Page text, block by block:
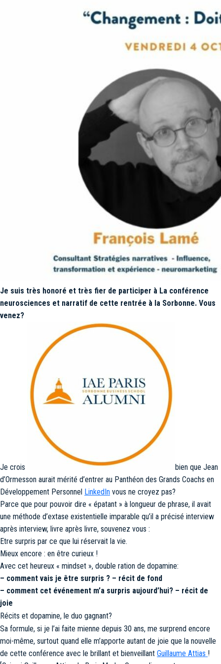
Je suis très honoré et très fier de participer à La conférence
neurosciences et narratif de cette rentrée à la Sorbonne. Vous
venez?
Je crois
bien que Jean
d’Ormesson aurait mérité d’entrer au Panthéon des Grands Coachs en
Développement Personnel LinkedIn vous ne croyez pas?
Parce que pour pouvoir dire « épatant » à longueur de phrase, il avait
une méthode d’extase existentielle imparable qu’il a précisé interview
après interview, livre après livre, souvenez vous :
Etre surpris par ce que lui réservait la vie.
Mieux encore : en être curieux !
Avec cet heureux « mindset », double ration de dopamine:
– comment vais je être surpris ? – récit de fond
– comment cet événement m’a surpris aujourd’hui? – récit de
joie
Récits et dopamine, le duo gagnant?
Sa formule, si je l’ai faite mienne depuis 30 ans, me surprend encore
moi-même, surtout quand elle m’apporte autant de joie que la nouvelle
de cette conférence avec le brillant et bienveillant Guillaume Attias !